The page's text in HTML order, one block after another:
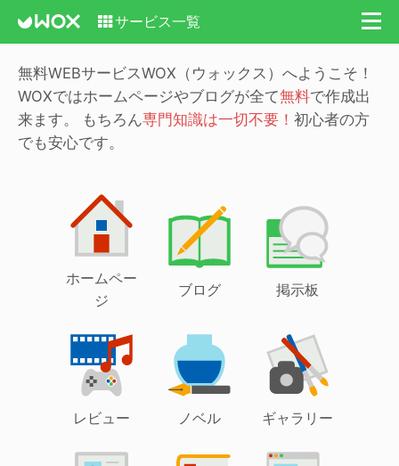
サービス一覧
無料WEBサービスWOX（ウォックス）へようこそ！
WOXではホームページやブログが全て無料で作成出
来ます。
もちろん専門知識は一切不要！ 初心者の方
でも安心です。
ホームペー
ジ
ブログ 掲示板
レビュー ノベル ギャラリー